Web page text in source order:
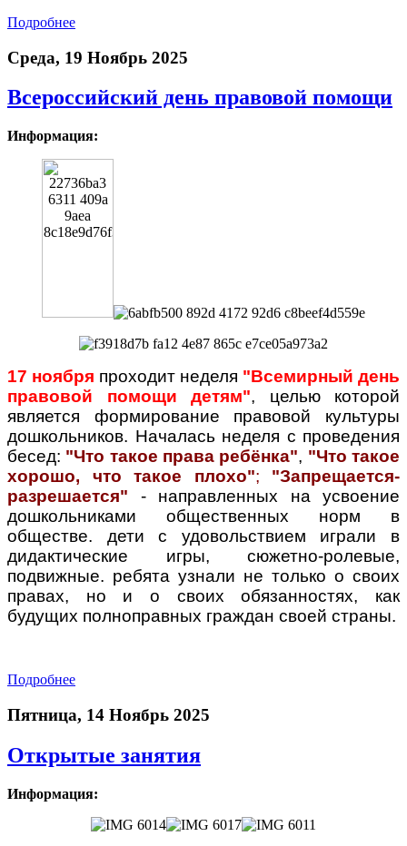
Подробнее
Среда, 19 Ноябрь 2025
Всероссийский день правовой помощи
Информация:
17 ноября проходит неделя "Всемирный день
правовой помощи детям", целью которой
является формирование правовой культуры
дошкольников. Началась неделя с проведения
бесед: "Что такое права ребёнка", "Что такое
хорошо, что такое плохо"; "Запрещается-
разрешается" - направленных на усвоение
дошкольниками общественных норм в
обществе. дети с удовольствием играли в
дидактические игры, сюжетно-ролевые,
подвижные. ребята узнали не только о своих
правах, но и о своих обязанностях, как
будущих полноправных граждан своей страны.
Подробнее
Пятница, 14 Ноябрь 2025
Открытые занятия
Информация: